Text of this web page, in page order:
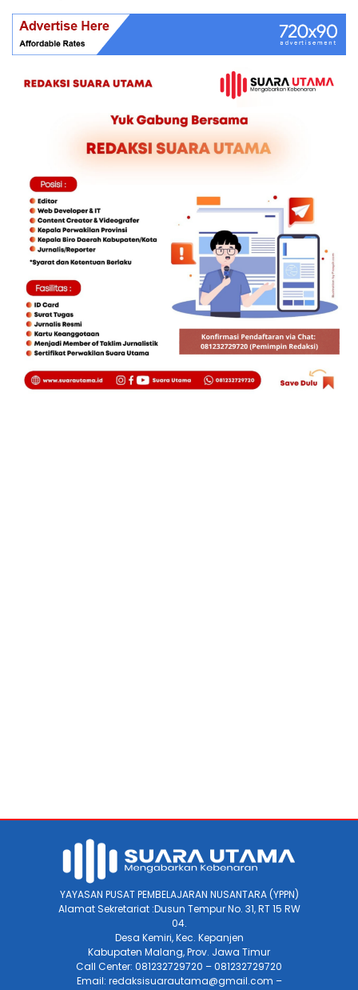
YAYASAN PUSAT PEMBELAJARAN NUSANTARA (YPPN)
Alamat Sekretariat :Dusun Tempur No. 31, RT 15 RW
04.
Desa Kemiri, Kec. Kepanjen
Kabupaten Malang, Prov. Jawa Timur
Call Center: 081232729720 – 081232729720
Email: redaksisuarautama@gmail.com –